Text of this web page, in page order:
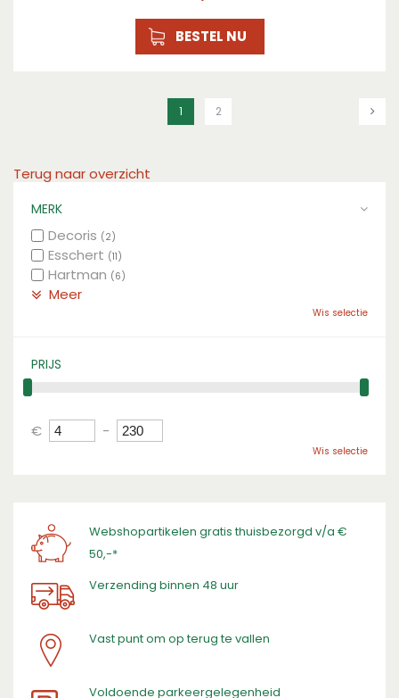
BESTEL NU
1 2
Terug naar overzicht
MERK
Decoris (2)
Esschert (11)
Hartman (6)
Meer
Wis selectie
PRIJS
€ -
Wis selectie
Webshopartikelen gratis thuisbezorgd v/a €
50,-*
Verzending binnen 48 uur
Vast punt om op terug te vallen
​Voldoende parkeergelegenheid